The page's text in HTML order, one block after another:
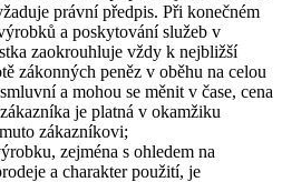
právní předpis. Při konečném
a poskytování služeb v
zaokrouhluje vždy k nejbližší
zákonných peněz v oběhu na celou
a mohou se měnit v čase, cena
je platná v okamžiku
zákazníkovi;
zejména s ohledem na
a charakter použití, je